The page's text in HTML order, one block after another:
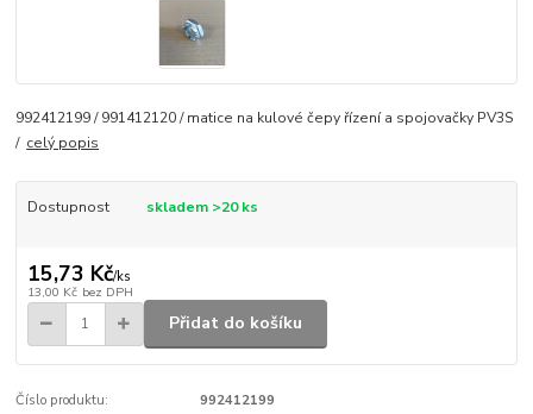
992412199 / 991412120 / matice na kulové čepy řízení a spojovačky PV3S
/ celý popis
Dostupnost skladem >20 ks
15,73 Kč/ks
13,00 Kč bez DPH
Přidat do košíku
Číslo produktu: 992412199